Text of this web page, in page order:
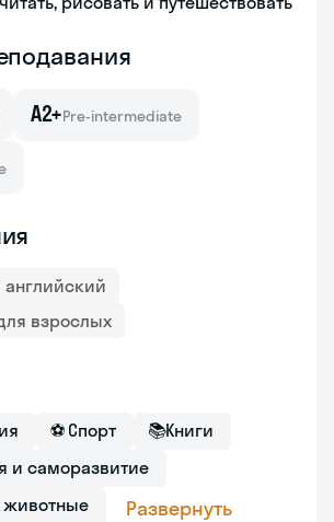
A2+Pre-intermediate
английский
взрослых
⚽ Спорт 📚Книги
и саморазвитие
Развернуть